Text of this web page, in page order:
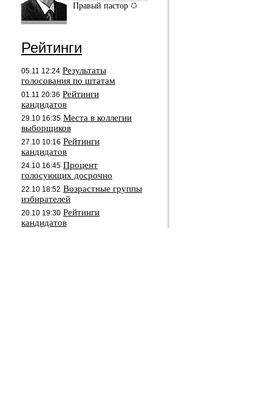
Правый пастор
Рейтинги
05.11 12:24 Результаты
голосования по штатам
01.11 20:36 Рейтинги
кандидатов
29.10 16:35 Места в коллегии
выборщиков
27.10 10:16 Рейтинги
кандидатов
24.10 16:45 Процент
голосующих досрочно
22.10 18:52 Возрастные группы
избирателей
20.10 19:30 Рейтинги
кандидатов